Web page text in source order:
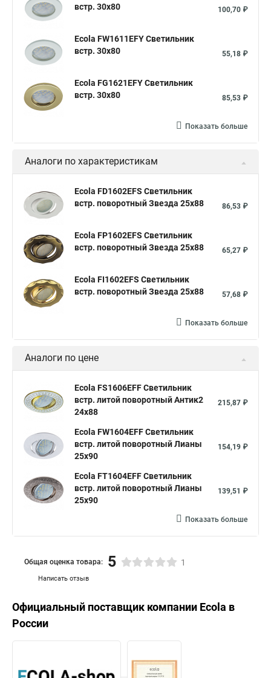
встр. 30x80
100,70 ₽
Ecola FW1611EFY Светильник
встр. 30x80
55,18 ₽
Ecola FG1621EFY Светильник
встр. 30x80
85,53 ₽
Показать больше
Аналоги по характеристикам
Ecola FD1602EFS Светильник
встр. поворотный Звезда 25x88
86,53 ₽
Ecola FP1602EFS Светильник
встр. поворотный Звезда 25x88
65,27 ₽
Ecola FI1602EFS Светильник
встр. поворотный Звезда 25x88
57,68 ₽
Показать больше
Аналоги по цене
Ecola FS1606EFF Светильник
встр. литой поворотный Антик2
24x88
215,87 ₽
Ecola FW1604EFF Светильник
встр. литой поворотный Лианы
25x90
154,19 ₽
Ecola FT1604EFF Светильник
встр. литой поворотный Лианы
25x90
139,51 ₽
Показать больше
Написать отзыв
Общая оценка товара: 5 1
Официальный поставщик компании Ecola в
России